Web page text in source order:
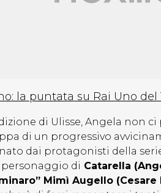
la puntata su Rai Uno del
di Ulisse, Angela non
di un progressivo
dai protagonisti della
personaggio di Catarella
Mimì Augello